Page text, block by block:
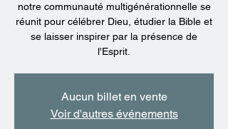
notre communauté multigénérationnelle se
réunit pour célébrer Dieu, étudier la Bible et
se laisser inspirer par la présence de
l'Esprit.
Aucun billet en vente
Voir d'autres événements